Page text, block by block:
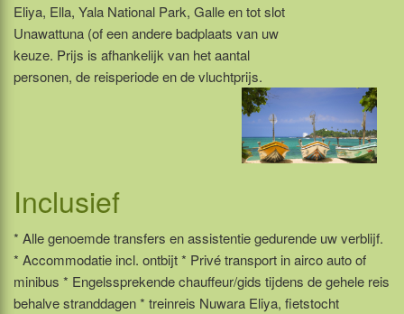
Eliya, Ella, Yala National Park, Galle en tot slot
Unawattuna (of een andere badplaats van uw
keuze. Prijs is afhankelijk van het aantal
personen, de reisperiode en de vluchtprijs.
Inclusief
* Alle genoemde transfers en assistentie gedurende uw verblijf.
* Accommodatie incl. ontbijt * Privé transport in airco auto of
minibus * Engelssprekende chauffeur/gids tijdens de gehele reis
behalve stranddagen * treinreis Nuwara Eliya, fietstocht